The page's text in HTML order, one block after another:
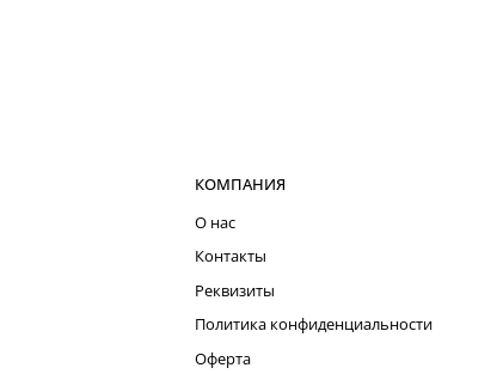
КОМПАНИЯ
О нас
Контакты
Реквизиты
Политика конфиденциальности
Оферта